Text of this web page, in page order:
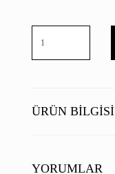
ÜRÜN BILGISI
YORUMLAR